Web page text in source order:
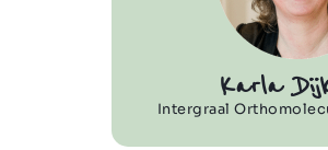
Karla
Intergraal